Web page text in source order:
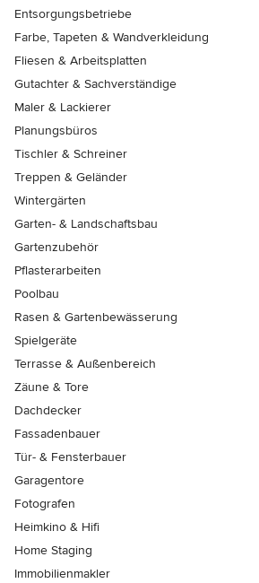
Entsorgungsbetriebe
Farbe, Tapeten & Wandverkleidung
Fliesen & Arbeitsplatten
Gutachter & Sachverständige
Maler & Lackierer
Planungsbüros
Tischler & Schreiner
Treppen & Geländer
Wintergärten
Garten- & Landschaftsbau
Gartenzubehör
Pflasterarbeiten
Poolbau
Rasen & Gartenbewässerung
Spielgeräte
Terrasse & Außenbereich
Zäune & Tore
Dachdecker
Fassadenbauer
Tür- & Fensterbauer
Garagentore
Fotografen
Heimkino & Hifi
Home Staging
Immobilienmakler